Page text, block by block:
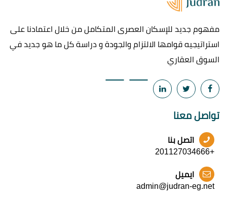
مفهوم جديد للإسكان العصرى المتكامل من خلال اعتمادنا على
استراتيجيه قوامها الالتزام والجودة و دراسة كل ما هو جديد في
السوق العقاري
تواصل معنا
اتصل بنا
+201127034666
ايميل
admin@judran-eg.net